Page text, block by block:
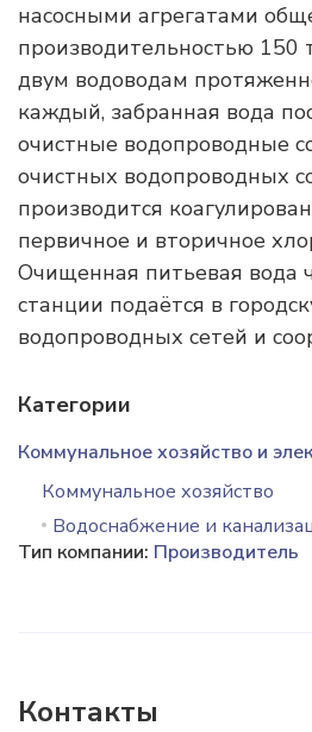
насосными агрегатами
производительностью 150
двум водоводам
каждый, забранная вода
очистные водопроводные
очистных водопроводных
производится
первичное и вторичное
Очищенная питьевая вода
станции подаётся в
водопроводных сетей и
Категории
Коммунальное хозяйство и
Коммунальное хозяйство
Водоснабжение и
Тип компании: Производитель
Контакты